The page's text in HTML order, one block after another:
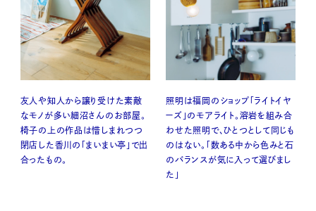
友人や知人から譲り受けた素敵
なモノが多い細沼さんのお部屋。
椅子の上の作品は惜しまれつつ
閉店した香川の「まいまい亭」で出
合ったもの。
照明は福岡のショップ「ライトイヤ
ーズ」のモアライト。溶岩を組み合
わせた照明で、ひとつとして同じも
のはない。「数ある中から色みと石
のバランスが気に入って選びまし
た」